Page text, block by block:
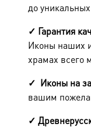
до
✓ Гарантия
Иконы наших
храмах всего
✓ Иконы на
вашим
✓